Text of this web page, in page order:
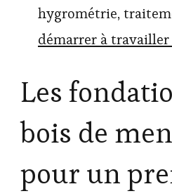
hygrométrie,
démarrer à travailler
Les
bois de
pour un